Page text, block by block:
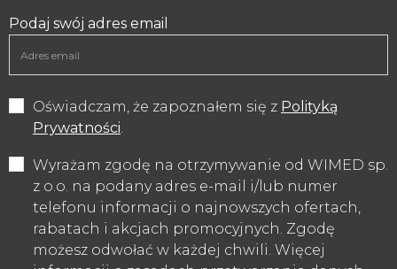
Podaj swój adres email
Oświadczam, że zapoznałem się z Polityką
Prywatności
Wyrażam zgodę na otrzymywanie od WIMED sp.
z o.o. na podany adres e-mail i/lub numer
telefonu informacji o najnowszych ofertach,
rabatach i akcjach promocyjnych. Zgodę
możesz odwołać w każdej chwili. Więcej